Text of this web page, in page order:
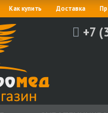
Как купить Доставка
+7